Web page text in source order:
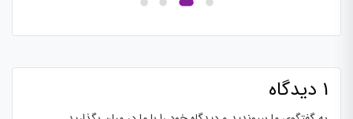
1 دیدگاه